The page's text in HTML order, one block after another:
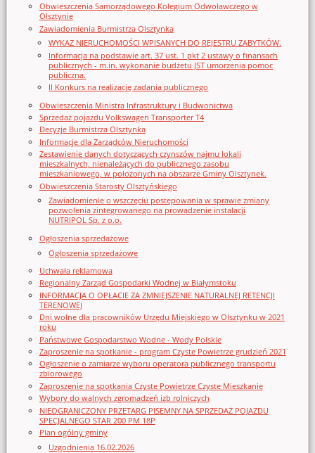
Obwieszczenia Samorządowego Kolegium Odwoławczego w
Olsztynie
Zawiadomienia Burmistrza Olsztynka
WYKAZ NIERUCHOMOŚCI WPISANYCH DO REJESTRU ZABYTKÓW.
Informacja na podstawie art. 37 ust. 1 pkt 2 ustawy o finansach
publicznych - m.in. wykonanie budżetu JST umorzenia pomoc
publiczna.
II Konkurs na realizację zadania publicznego
Obwieszczenia Ministra Infrastruktury i Budwonictwa
Sprzedaż pojazdu Volkswagen Transporter T4
Decyzje Burmistrza Olsztynka
Informacje dla Zarządców Nieruchomości
Zestawienie danych dotyczących czynszów najmu lokali
mieszkalnych, nienależących do publicznego zasobu
mieszkaniowego, w położonych na obszarze Gminy Olsztynek.
Obwieszczenia Starosty Olsztyńskiego
Zawiadomienie o wszczęciu postępowania w sprawie zmiany
pozwolenia zintegrowanego na prowadzenie instalacji
NUTRIPOL Sp. z o.o.
Ogłoszenia sprzedażowe
Ogłoszenia sprzedażowe
Uchwała reklamowa
Regionalny Zarząd Gospodarki Wodnej w Białymstoku
INFORMACJA O OPŁACIE ZA ZMNIEJSZENIE NATURALNEJ RETENCJI
TERENOWEJ
Dni wolne dla pracowników Urzędu Miejskiego w Olsztynku w 2021
roku
Państwowe Gospodarstwo Wodne - Wody Polskie
Zaproszenie na spotkanie - program Czyste Powietrze grudzień 2021
Ogłoszenie o zamiarze wyboru operatora publicznego transportu
zbiorowego
Zaproszenie na spotkania Czyste Powietrze Czyste Mieszkanie
Wybory do walnych zgromadzeń izb rolniczych
NIEOGRANICZONY PRZETARG PISEMNY NA SPRZEDAŻ POJAZDU
SPECJALNEGO STAR 200 PM 18P
Plan ogólny gminy
Uzgodnienia 16.02.2026